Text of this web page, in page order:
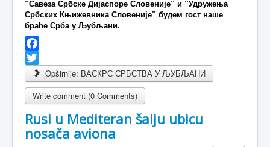
PISMA ČITALACA
IMPRESUM
”Савеза Србске Дијаспоре Словеније” и ”Удружења
Србских Књижевника Словеније” будем гост наше
браће Срба у Љубљани.
Facebook
TwitterOpširnije: ВАСКРС СРБСТВА У ЉУБЉАНИ
Write comment (0 Comments)
Rusi u Mediteran šalju ubicu
nosača aviona